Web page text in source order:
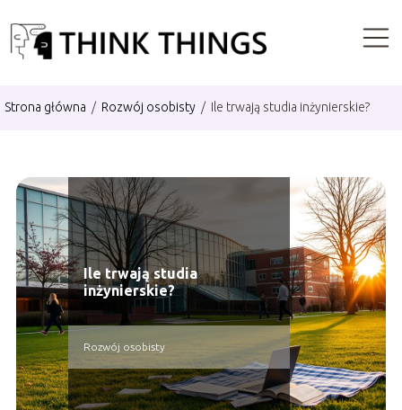
Strona główna / Rozwój osobisty / Ile trwają studia inżynierskie?
Ile trwają studia
inżynierskie?
Rozwój osobisty